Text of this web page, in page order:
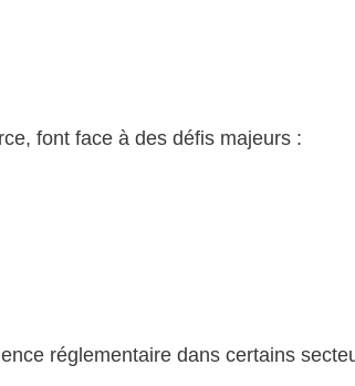
font face à des défis majeurs :
réglementaire dans certains